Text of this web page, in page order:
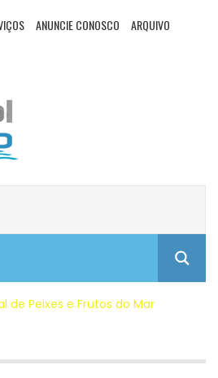
ANUNCIE CONOSCO ARQUIVO
de Peixes e Frutos do Mar